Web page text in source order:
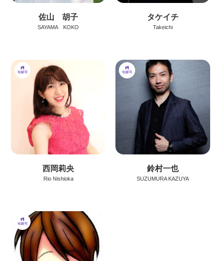
佐山 胡子
SAYAMA KOKO
タケイチ
Takeichi
西岡莉央
Rio Nishioka
鈴村一也
SUZUMURA KAZUYA